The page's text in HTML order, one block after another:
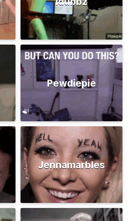
Pewdiepie
Jennamarbles